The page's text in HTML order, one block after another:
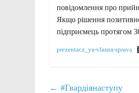
повідомлення про
Якщо рішення
підприємець протягом
prezentacz_ya-vlasna-sprava
← #Гвардіянаступу